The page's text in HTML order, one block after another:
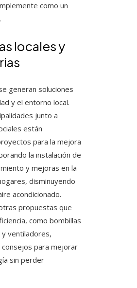
como un
locales y
generan soluciones
y el entorno local.
junto a
están
para la mejora
la instalación de
y mejoras en la
disminuyendo
acondicionado.
propuestas que
como bombillas
ventiladores,
para mejorar
sin perder